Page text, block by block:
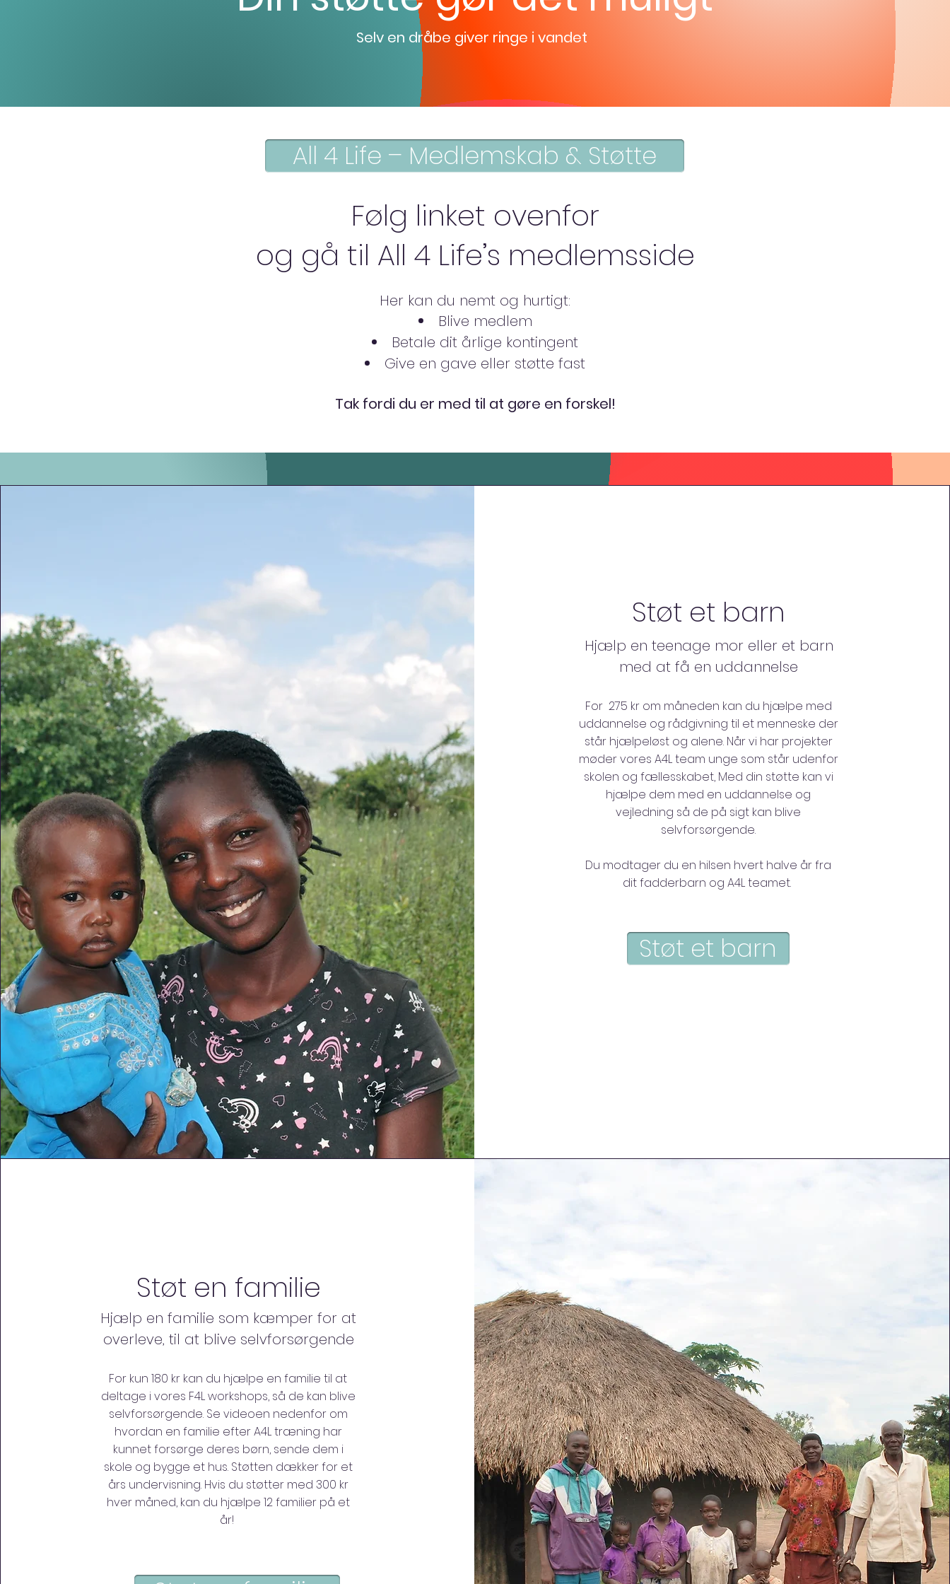
Selv en dråbe giver ringe i vandet
All 4 Life – Medlemskab & Støtte
Følg linket ovenfor
og gå til All 4 Life’s medlemsside
Her kan du nemt og hurtigt:
Blive medlem
Betale dit årlige kontingent
Give en gave eller støtte fast
Tak fordi du er med til at gøre en forskel!
Støt et barn
Hjælp en teenage mor eller et barn
med at få en uddannelse
For 275 kr om måneden kan du hjælpe med
uddannelse og rådgivning til et menneske der
står hjælpeløst og alene. Når vi har projekter
møder vores A4L team unge som står udenfor
skolen og fællesskabet, Med din støtte kan vi
hjælpe dem med en uddannelse og
vejledning så de på sigt kan blive
selvforsørgende.
Du modtager du en hilsen hvert halve år fra
dit fadderbarn og A4L teamet.
Støt et barn
Støt en familie
Hjælp en familie som kæmper for at
overleve, til at blive selvforsørgende
For kun 180 kr kan du hjælpe en familie til at
deltage i vores F4L workshops, så de kan blive
selvforsørgende. Se videoen nedenfor om
hvordan en familie efter A4L træning har
kunnet forsørge deres børn, sende dem i
skole og bygge et hus. Støtten dækker for et
års undervisning. Hvis du støtter med 300 kr
hver måned, kan du hjælpe 12 familier på et
år!